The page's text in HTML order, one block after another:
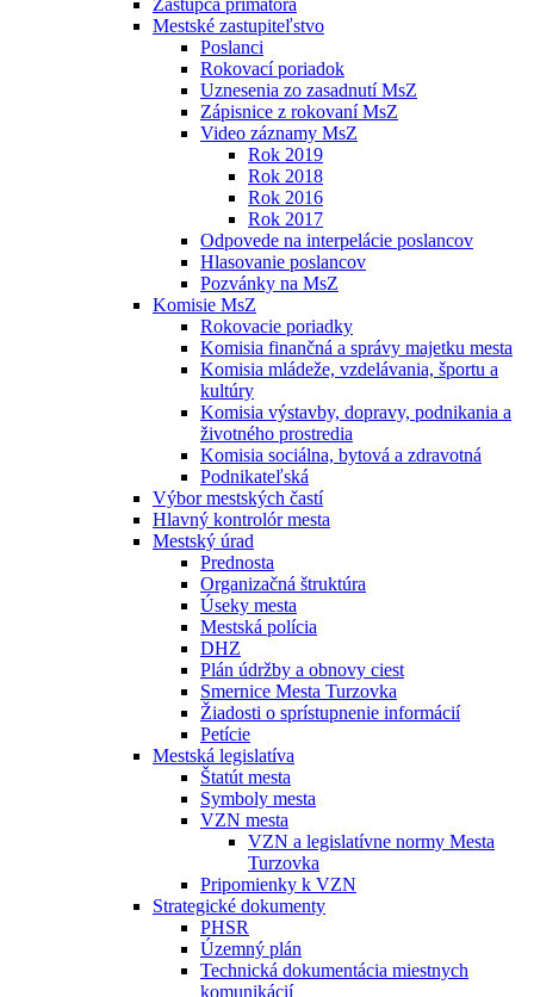
Zástupca primátora
Mestské zastupiteľstvo
Poslanci
Rokovací poriadok
Uznesenia zo zasadnutí MsZ
Zápisnice z rokovaní MsZ
Video záznamy MsZ
Rok 2019
Rok 2018
Rok 2016
Rok 2017
Odpovede na interpelácie poslancov
Hlasovanie poslancov
Pozvánky na MsZ
Komisie MsZ
Rokovacie poriadky
Komisia finančná a správy majetku mesta
Komisia mládeže, vzdelávania, športu a
kultúry
Komisia výstavby, dopravy, podnikania a
životného prostredia
Komisia sociálna, bytová a zdravotná
Podnikateľská
Výbor mestských častí
Hlavný kontrolór mesta
Mestský úrad
Prednosta
Organizačná štruktúra
Úseky mesta
Mestská polícia
DHZ
Plán údržby a obnovy ciest
Smernice Mesta Turzovka
Žiadosti o sprístupnenie informácií
Petície
Mestská legislatíva
Štatút mesta
Symboly mesta
VZN mesta
VZN a legislatívne normy Mesta
Turzovka
Pripomienky k VZN
Strategické dokumenty
PHSR
Územný plán
Technická dokumentácia miestnych
komunikácií